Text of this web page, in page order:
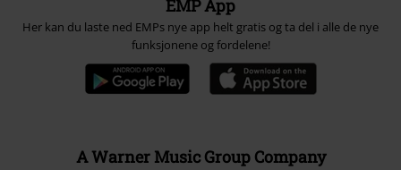
EMP App
Her kan du laste ned EMPs nye app helt gratis og ta del i alle de nye
funksjonene og fordelene!
A Warner Music Group Company